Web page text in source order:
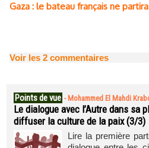
Gaza : le bateau français ne
Voir les 2 commentaires
Points de vue - Mohammed El Mahdi
Le dialogue avec l’Autre dans sa
diffuser la culture de la paix (3/3)
Lire la première